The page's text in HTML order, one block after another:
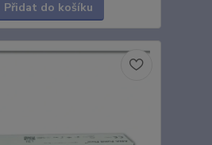
Přidat do košíku